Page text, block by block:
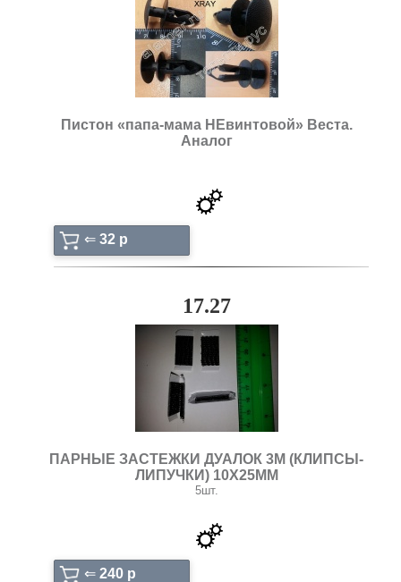
Пистон «папа-мама НЕвинтовой» Веста.
Аналог
⇐ 32 p
17.27
ПАРНЫЕ ЗАСТЕЖКИ ДУАЛОК 3М (КЛИПСЫ-
ЛИПУЧКИ) 10Х25ММ
5шт.
⇐ 240 p